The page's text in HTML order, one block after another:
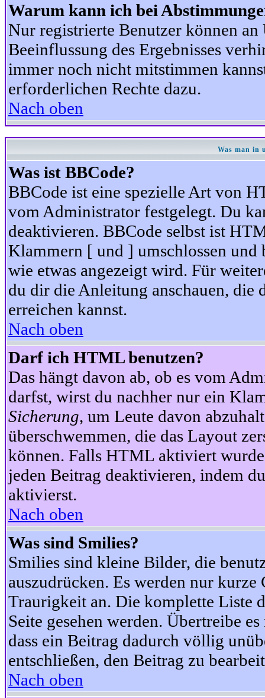
Warum kann ich bei
Nur registrierte Benutzer können
Beeinflussung des Ergebnisses
immer noch nicht mitstimmen
erforderlichen Rechte dazu.
Nach oben
Was man in
Was ist BBCode?
BBCode ist eine spezielle Art von
vom Administrator festgelegt. Du
deaktivieren. BBCode selbst ist
Klammern [ und ] umschlossen
wie etwas angezeigt wird. Für
du dir die Anleitung anschauen, die
erreichen kannst.
Nach oben
Darf ich HTML benutzen?
Das hängt davon ab, ob es vom
darfst, wirst du nachher nur ein
Sicherung, um Leute davon
überschwemmen, die das Layout
können. Falls HTML aktiviert
jeden Beitrag deaktivieren, indem
aktivierst.
Nach oben
Was sind Smilies?
Smilies sind kleine Bilder, die
auszudrücken. Es werden nur
Traurigkeit an. Die komplette Liste
Seite gesehen werden. Übertreibe
dass ein Beitrag dadurch völlig
entschließen, den Beitrag zu
Nach oben